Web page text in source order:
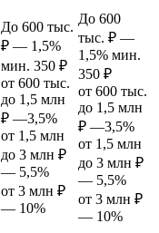
До 600 тыс.
₽ — 1,5%
мин. 350 ₽
от 600 тыс.
до 1,5 млн
₽ —3,5%
от 1,5 млн
до 3 млн ₽
— 5,5%
от 3 млн ₽
— 10%
До 600
тыс. ₽ —
1,5% мин.
350 ₽
от 600 тыс.
до 1,5 млн
₽ —3,5%
от 1,5 млн
до 3 млн ₽
— 5,5%
от 3 млн ₽
— 10%